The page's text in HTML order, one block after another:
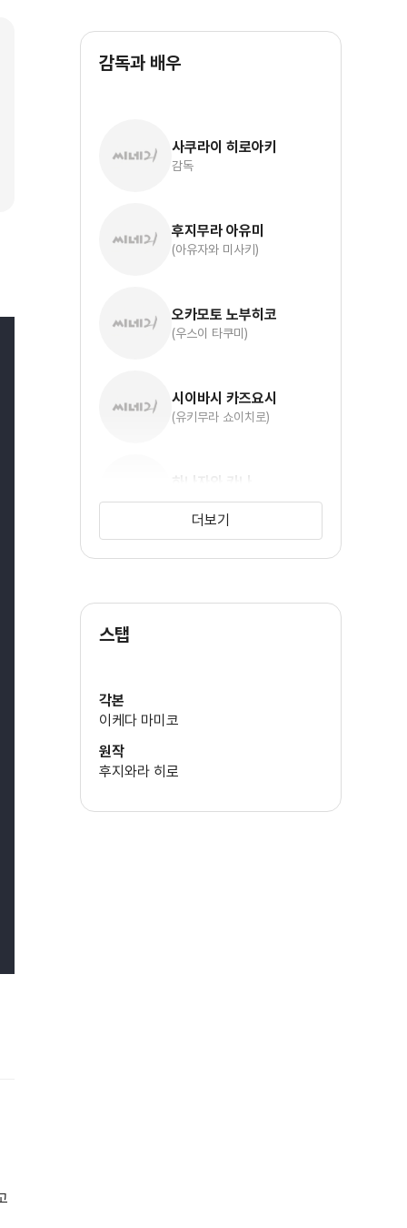
감독과 배우
사쿠라이 히로아키
감독
후지무라 아유미
(아유자와 미사키)
오카모토 노부히코
(우스이 타쿠미)
시이바시 카즈요시
(유키무라 쇼이치로)
하나자와 카나
(하나조노 사쿠라)
호소야 요시마사
더보기
스탭
각본
이케다 마미코
원작
후지와라 히로